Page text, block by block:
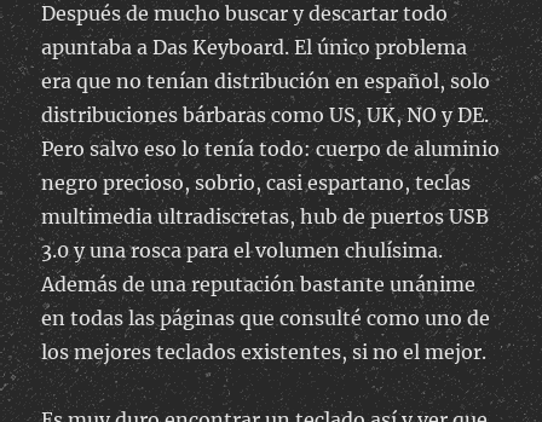
Después de mucho buscar y descartar todo
apuntaba a Das Keyboard. El único problema
era que no tenían distribución en español, solo
distribuciones bárbaras como US, UK, NO y DE.
Pero salvo eso lo tenía todo: cuerpo de aluminio
negro precioso, sobrio, casi espartano, teclas
multimedia ultradiscretas, hub de puertos USB
3.0 y una rosca para el volumen chulísima.
Además de una reputación bastante unánime
en todas las páginas que consulté como uno de
los mejores teclados existentes, si no el mejor.